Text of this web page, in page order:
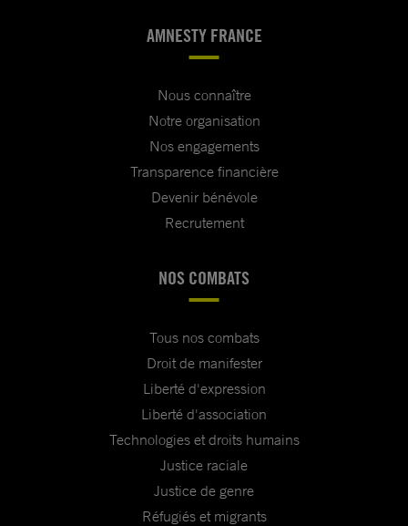
AMNESTY FRANCE
Nous connaître
Notre organisation
Nos engagements
Transparence financière
Devenir bénévole
Recrutement
NOS COMBATS
Tous nos combats
Droit de manifester
Liberté d'expression
Liberté d'association
Technologies et droits humains
Justice raciale
Justice de genre
Réfugiés et migrants